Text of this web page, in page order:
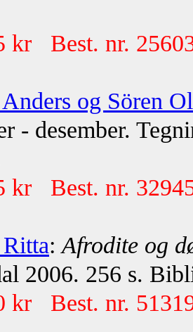
kr Best. nr.
og Sören
- desember.
kr Best. nr.
:Afrodite og
2006. 256 s.
kr Best. nr.